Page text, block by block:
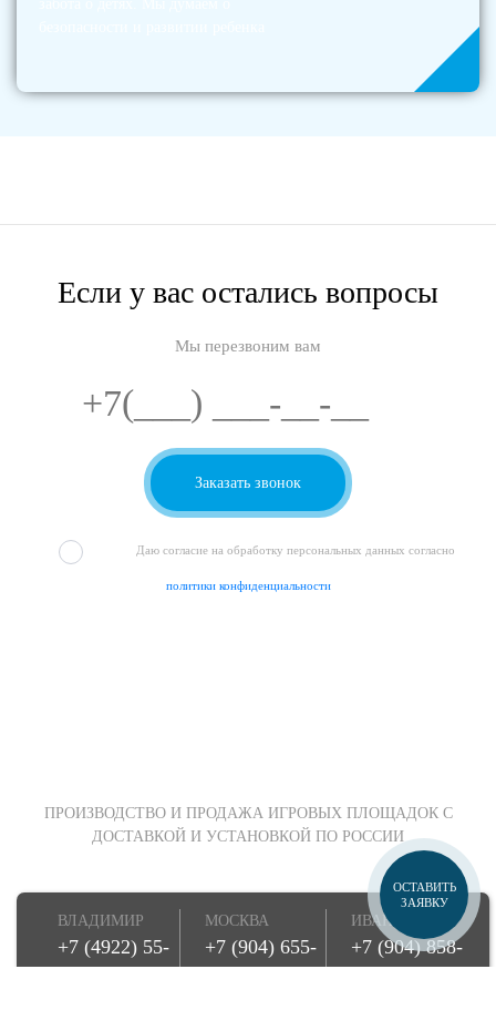
Если у вас остались вопросы
Мы перезвоним вам
Даю согласие на обработку персональных данных согласно
политики конфиденциальности
ПРОИЗВОДСТВО И ПРОДАЖА ИГРОВЫХ ПЛОЩАДОК С
ДОСТАВКОЙ И УСТАНОВКОЙ ПО РОССИИ
ВЛАДИМИР
+7 (4922) 55-
МОСКВА
+7 (904) 655-
ИВАНОВО
+7 (904) 858-
ОСТАВИТЬ
ЗАЯВКУ